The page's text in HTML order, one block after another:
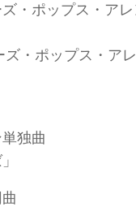
ズ・ポップス・ア
ズ・ポップス・
独曲